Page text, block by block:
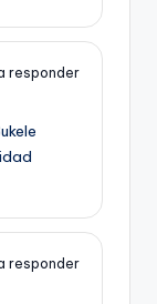
responder
responder